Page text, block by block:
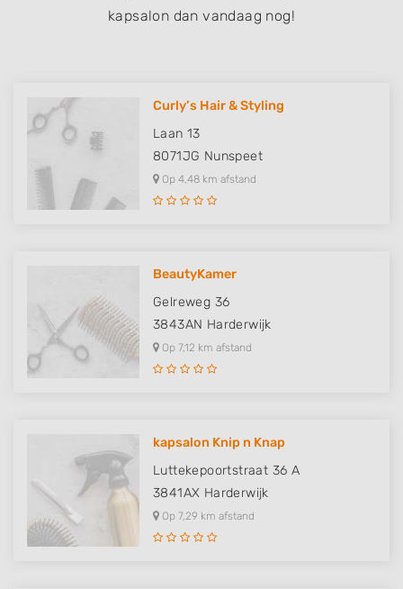
kapsalon dan vandaag nog!
Curly’s Hair & Styling
Laan 13
8071JG Nunspeet
Op 4,48 km afstand
BeautyKamer
Gelreweg 36
3843AN Harderwijk
Op 7,12 km afstand
kapsalon Knip n Knap
Luttekepoortstraat 36 A
3841AX Harderwijk
Op 7,29 km afstand